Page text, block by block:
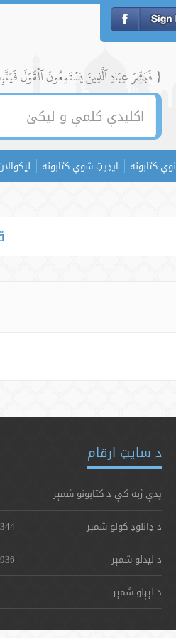
{ فَبَشِّرۡ عِبَادِ ٱلَّذِينَ يَسۡتَمِعُونَ ٱلۡقَوۡلَ
نوي کتابونه اپډیټ شوي کتابونه
د سایټ ارقام
پدې ژبه کې د کتابونو شمېر
د ډانلوډ کولو شمېر
د لیدلو شمېر
د لېږلو شمېر